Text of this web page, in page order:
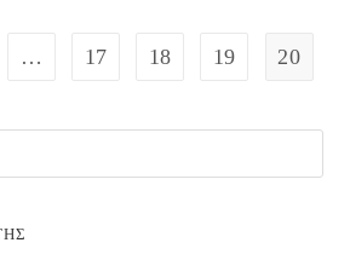
page
… 17 18 19 20